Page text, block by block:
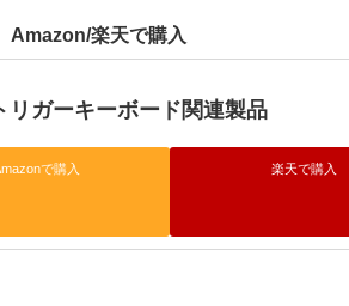
Amazon/楽天で購入
リガーキーボード関連製品
で購入 楽天で購入